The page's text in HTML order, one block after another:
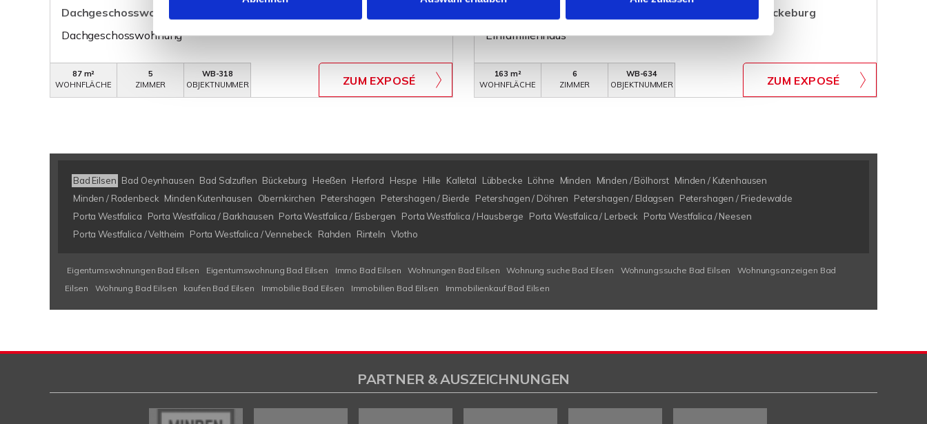
Dachgeschosswohnung in toller Lage von Bückeburg!
Dachgeschosswohnung
87 m²
WOHNFLÄCHE
5
ZIMMER
WB-318
OBJEKTNUMMER
ZUM EXPOSÉ
Bereits verkauft - Wundervolles Einfamilienhaus in Bückeburg
Einfamilienhaus
163 m²
WOHNFLÄCHE
6
ZIMMER
WB-634
OBJEKTNUMMER
ZUM EXPOSÉ
Bad Eilsen Bad Oeynhausen Bad Salzuflen Bückeburg Heeßen Herford Hespe Hille Kalletal Lübbecke Löhne Minden Minden / Bölhorst Minden / Kutenhausen
Minden / Rodenbeck Minden Kutenhausen Obernkirchen Petershagen Petershagen / Bierde Petershagen / Döhren Petershagen / Eldagsen
Petershagen / Friedewalde
Porta Westfalica
Porta Westfalica / Barkhausen Porta Westfalica / Eisbergen Porta Westfalica / Hausberge Porta Westfalica / Lerbeck
Porta Westfalica / Neesen
Porta Westfalica / Veltheim
Porta Westfalica / Vennebeck Rahden Rinteln Vlotho
Eigentumswohnungen Bad Eilsen Eigentumswohnung Bad Eilsen Immo Bad Eilsen Wohnungen Bad Eilsen Wohnung suche Bad Eilsen Wohnungssuche Bad Eilsen
Wohnungsanzeigen Bad
Eilsen
Wohnung Bad Eilsen kaufen Bad Eilsen Immobilie Bad Eilsen Immobilien Bad Eilsen Immobilienkauf Bad Eilsen
PARTNER & AUSZEICHNUNGEN